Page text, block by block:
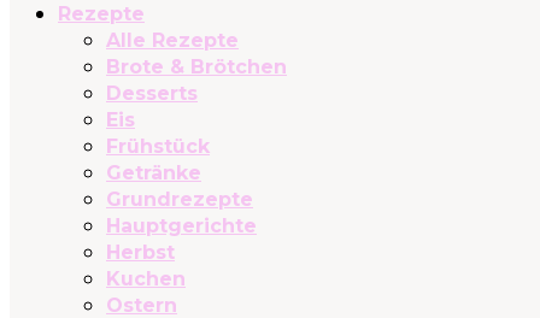
Rezepte
Alle Rezepte
Brote & Brötchen
Desserts
Eis
Frühstück
Getränke
Grundrezepte
Hauptgerichte
Herbst
Kuchen
Ostern